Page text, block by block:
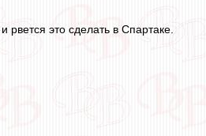
рвется это сделать в Спартаке.